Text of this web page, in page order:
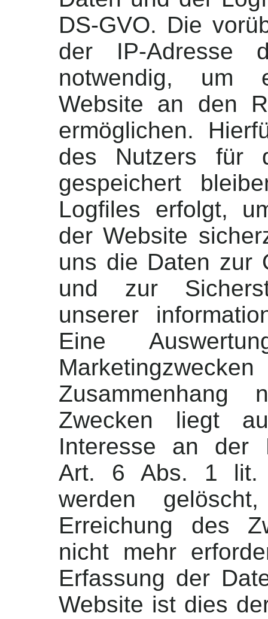
DS-GVO. Die
der IP-Adresse
notwendig, um
Website an den
ermöglichen.
des Nutzers für
gespeichert
Logfiles erfolgt,
der Website
uns die Daten zur
und zur
unserer
Eine
Zwecken liegt
Interesse an der
Art. 6 Abs. 1 lit.
werden
Erreichung des
nicht mehr
Erfassung der
Website ist dies